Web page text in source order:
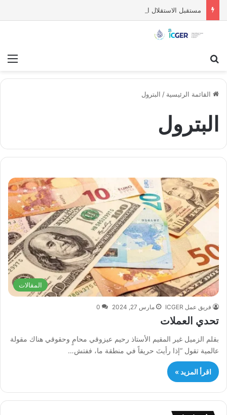
مستقبل الاستقلال السياسي للسويداء : قراءة تحليلية
القائمة الرئيسية / البترول
البترول
المقالات
فريق عمل ICGER مارس 27, 2024 0
تحدي العملات
بقلم الزميل غير المقيم الأستاذ رحيم عيزوقي محامٍ وحقوقي هناك مقولة
عالمية تقول “إذا رأيتَ حريقاً في منطقة ما، ففتش…
اقرأ المزيد »